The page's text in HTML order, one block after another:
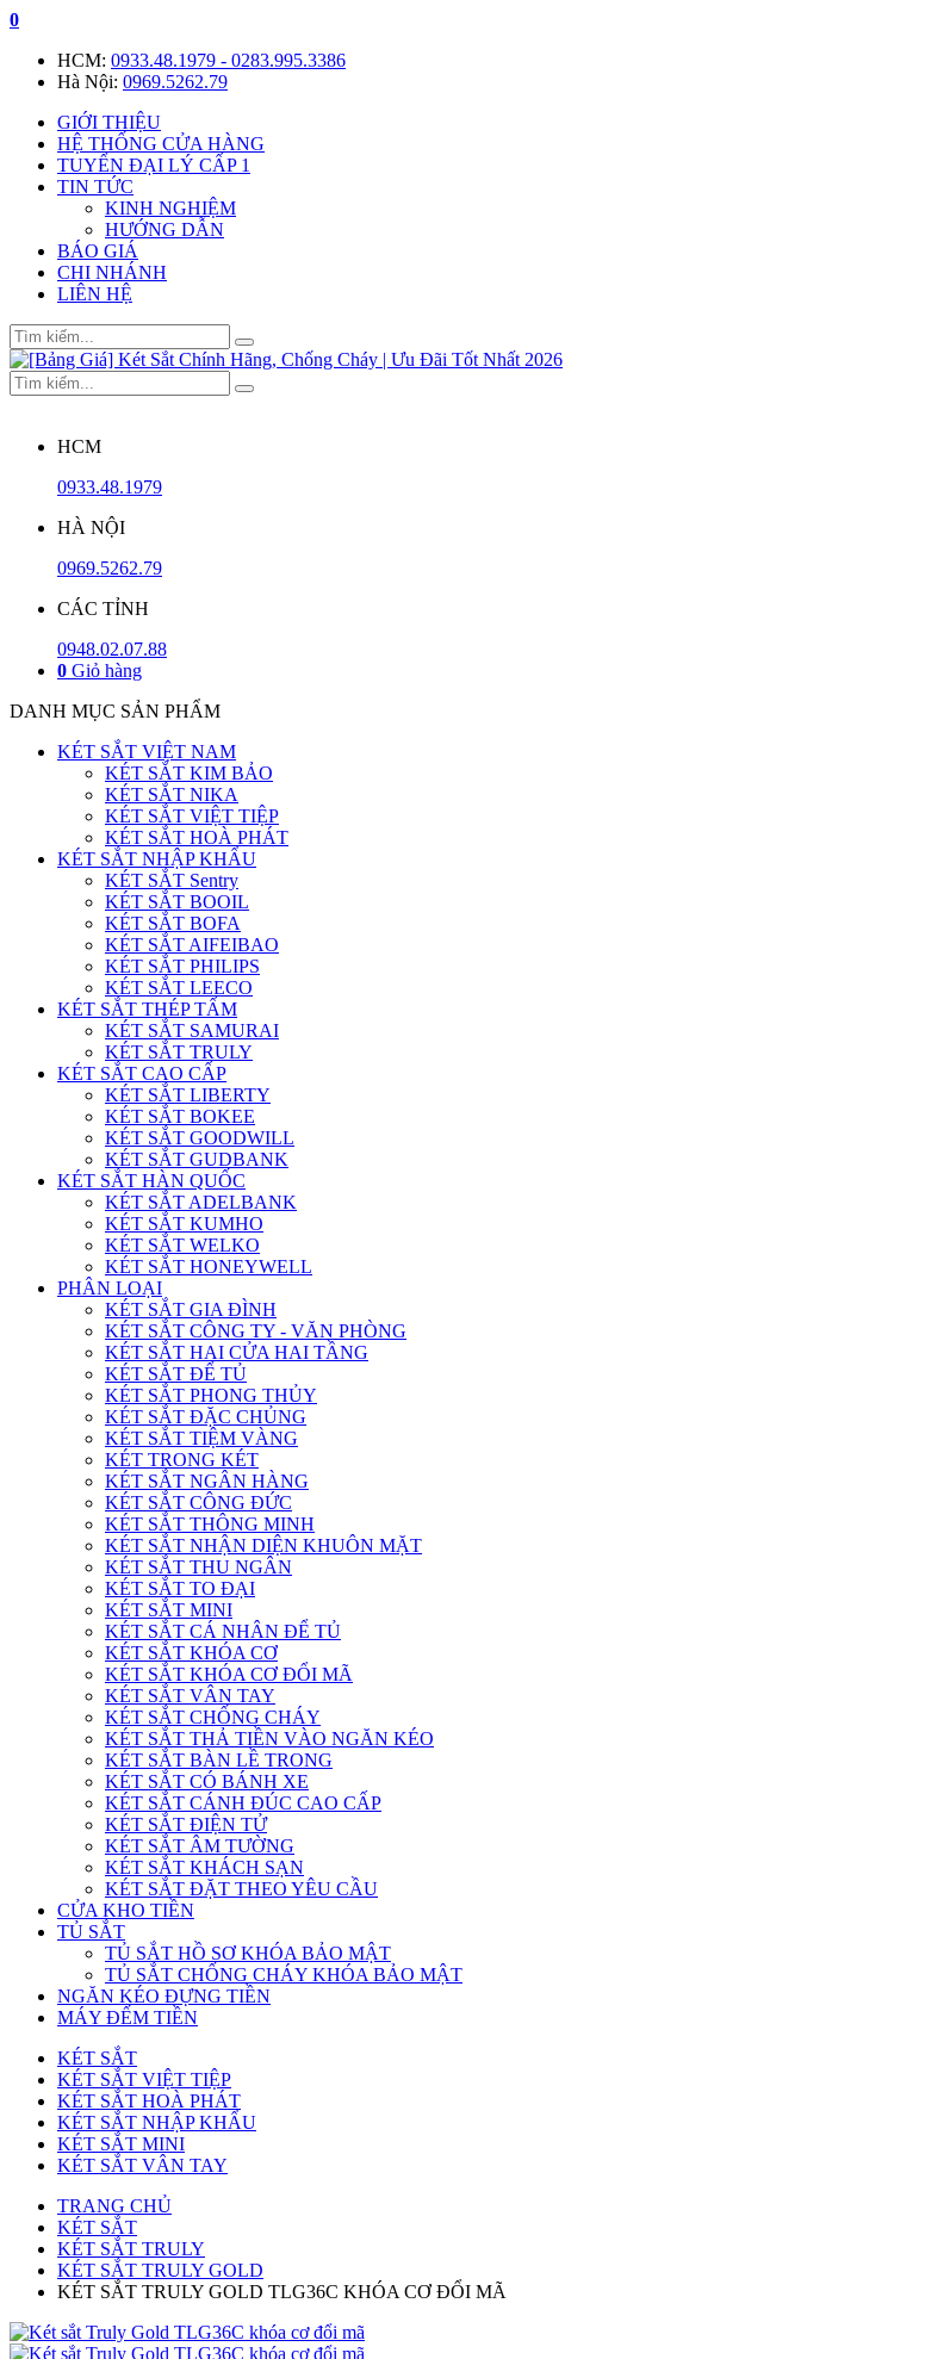
0
HCM: 0933.48.1979 - 0283.995.3386
Hà Nội: 0969.5262.79
GIỚI THIỆU
HỆ THỐNG CỬA HÀNG
TUYỂN ĐẠI LÝ CẤP 1
TIN TỨC
KINH NGHIỆM
HƯỚNG DẪN
BÁO GIÁ
CHI NHÁNH
LIÊN HỆ
HCM
0933.48.1979
HÀ NỘI
0969.5262.79
CÁC TỈNH
0948.02.07.88
0 Giỏ hàng
DANH MỤC SẢN PHẨM
KÉT SẮT VIỆT NAM
KÉT SẮT KIM BẢO
KÉT SẮT NIKA
KÉT SẮT VIỆT TIỆP
KÉT SẮT HOÀ PHÁT
KÉT SẮT NHẬP KHẨU
KÉT SẮT Sentry
KÉT SẮT BOOIL
KÉT SẮT BOFA
KÉT SẮT AIFEIBAO
KÉT SẮT PHILIPS
KÉT SẮT LEECO
KÉT SẮT THÉP TẤM
KÉT SẮT SAMURAI
KÉT SẮT TRULY
KÉT SẮT CAO CẤP
KÉT SẮT LIBERTY
KÉT SẮT BOKEE
KÉT SẮT GOODWILL
KÉT SẮT GUDBANK
KÉT SẮT HÀN QUỐC
KÉT SẮT ADELBANK
KÉT SẮT KUMHO
KÉT SẮT WELKO
KÉT SẮT HONEYWELL
PHÂN LOẠI
KÉT SẮT GIA ĐÌNH
KÉT SẮT CÔNG TY - VĂN PHÒNG
KÉT SẮT HAI CỬA HAI TẦNG
KÉT SẮT ĐỂ TỦ
KÉT SẮT PHONG THỦY
KÉT SẮT ĐẶC CHỦNG
KÉT SẮT TIỆM VÀNG
KÉT TRONG KÉT
KÉT SẮT NGÂN HÀNG
KÉT SẮT CÔNG ĐỨC
KÉT SẮT THÔNG MINH
KÉT SẮT NHẬN DIỆN KHUÔN MẶT
KÉT SẮT THU NGÂN
KÉT SẮT TO ĐẠI
KÉT SẮT MINI
KÉT SẮT CÁ NHÂN ĐỂ TỦ
KÉT SẮT KHÓA CƠ
KÉT SẮT KHÓA CƠ ĐỔI MÃ
KÉT SẮT VÂN TAY
KÉT SẮT CHỐNG CHÁY
KÉT SẮT THẢ TIỀN VÀO NGĂN KÉO
KÉT SẮT BÀN LỀ TRONG
KÉT SẮT CÓ BÁNH XE
KÉT SẮT CÁNH ĐÚC CAO CẤP
KÉT SẮT ĐIỆN TỬ
KÉT SẮT ÂM TƯỜNG
KÉT SẮT KHÁCH SẠN
KÉT SẮT ĐẶT THEO YÊU CẦU
CỬA KHO TIỀN
TỦ SẮT
TỦ SẮT HỒ SƠ KHÓA BẢO MẬT
TỦ SẮT CHỐNG CHÁY KHÓA BẢO MẬT
NGĂN KÉO ĐỰNG TIỀN
MÁY ĐẾM TIỀN
KÉT SẮT
KÉT SẮT VIỆT TIỆP
KÉT SẮT HOÀ PHÁT
KÉT SẮT NHẬP KHẨU
KÉT SẮT MINI
KÉT SẮT VÂN TAY
TRANG CHỦ
KÉT SẮT
KÉT SẮT TRULY
KÉT SẮT TRULY GOLD
KÉT SẮT TRULY GOLD TLG36C KHÓA CƠ ĐỔI MÃ